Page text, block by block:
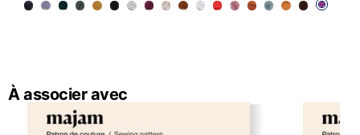
À associer avec